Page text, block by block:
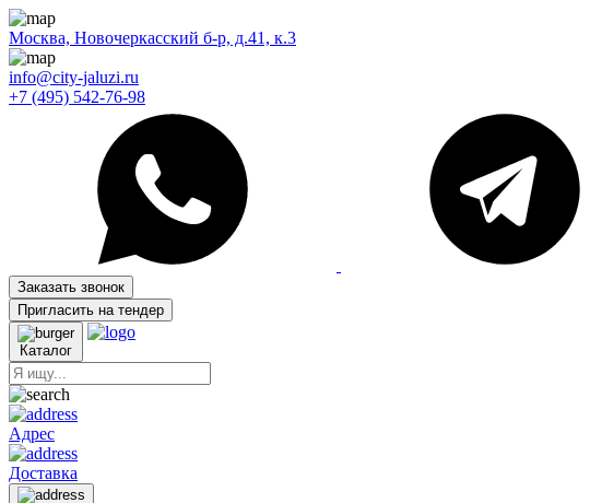
Москва, Новочеркасский б-р, д.41, к.3
info@city-jaluzi.ru
+7 (495) 542-76-98
Заказать звонок
Пригласить на тендер
Каталог
Адрес
Доставка